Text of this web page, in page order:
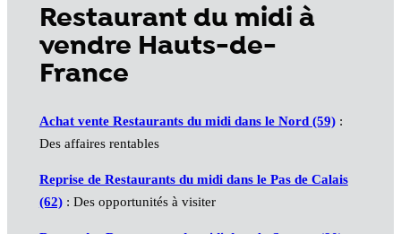
Restaurant du midi à
vendre Hauts-de-
France
Achat vente Restaurants du midi dans le Nord (59):
Des affaires rentables
Reprise de Restaurants du midi dans le Pas de Calais
(62): Des opportunités à visiter